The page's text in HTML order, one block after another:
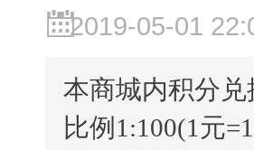
2019-05-01
本商城内积分
比例1:100(1元